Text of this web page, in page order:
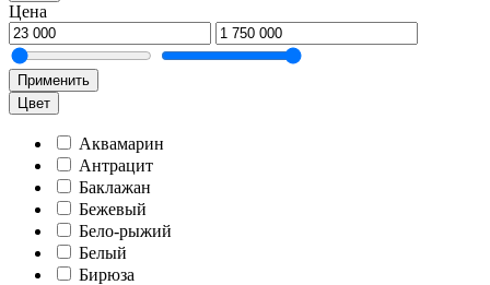
Цена
Применить
Цвет
Аквамарин
Антрацит
Баклажан
Бежевый
Бело-рыжий
Белый
Бирюза